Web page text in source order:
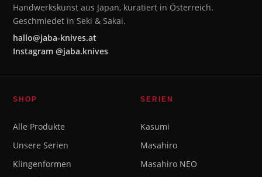
Handwerkskunst aus Japan, kuratiert in Österreich.
Geschmiedet in Seki & Sakai.
hallo@jaba-knives.at
Instagram @jaba.knives
SHOP
Alle Produkte
Unsere Serien
Klingenformen
SERIEN
Kasumi
Masahiro
Masahiro NEO